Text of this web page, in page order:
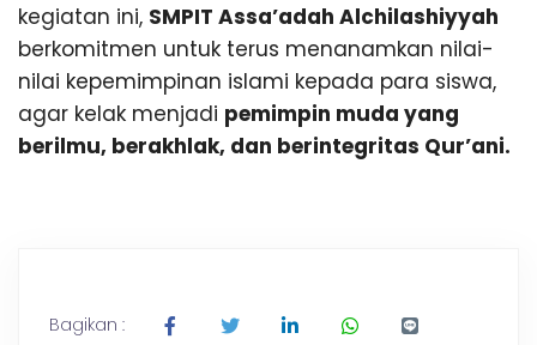
kegiatan ini, SMPIT Assa’adah Alchilashiyyah
berkomitmen untuk terus menanamkan nilai-
nilai kepemimpinan islami kepada para siswa,
agar kelak menjadi pemimpin muda yang
berilmu, berakhlak, dan berintegritas Qur’ani.
Bagikan :